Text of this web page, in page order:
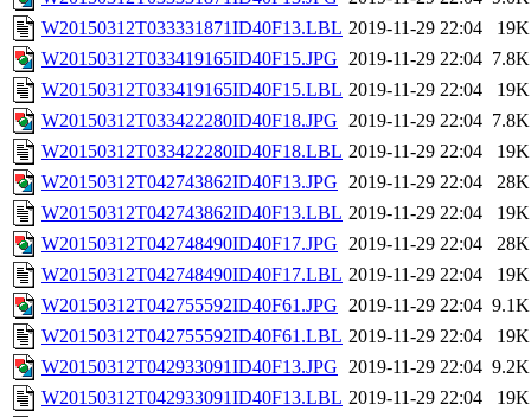
W20150312T033331871ID40F13.LBL 2019-11-29 22:04
19K
W20150312T033419165ID40F15.JPG 2019-11-29 22:04 7.8K
W20150312T033419165ID40F15.LBL 2019-11-29 22:04
19K
W20150312T033422280ID40F18.JPG 2019-11-29 22:04 7.8K
W20150312T033422280ID40F18.LBL 2019-11-29 22:04
19K
W20150312T042743862ID40F13.JPG 2019-11-29 22:04
28K
W20150312T042743862ID40F13.LBL 2019-11-29 22:04
19K
W20150312T042748490ID40F17.JPG 2019-11-29 22:04
28K
W20150312T042748490ID40F17.LBL 2019-11-29 22:04
19K
W20150312T042755592ID40F61.JPG 2019-11-29 22:04 9.1K
W20150312T042755592ID40F61.LBL 2019-11-29 22:04
19K
W20150312T042933091ID40F13.JPG 2019-11-29 22:04 9.2K
W20150312T042933091ID40F13.LBL 2019-11-29 22:04
19K